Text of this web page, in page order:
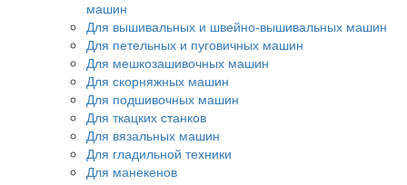
машин
Для вышивальных и швейно-вышивальных машин
Для петельных и пуговичных машин
Для мешкозашивочных машин
Для скорняжных машин
Для подшивочных машин
Для ткацких станков
Для вязальных машин
Для гладильной техники
Для манекенов